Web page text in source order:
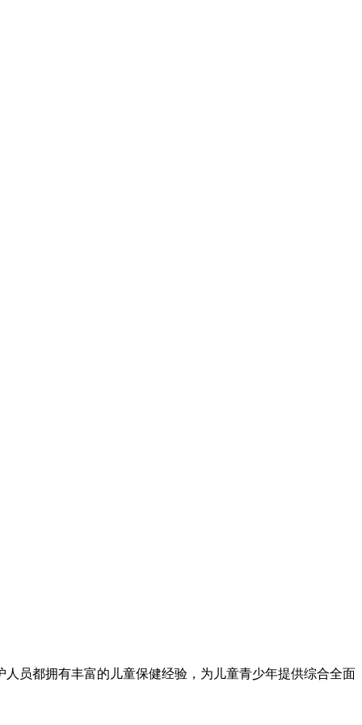
员都拥有丰富的儿童保健经验，为儿童青少年提供综合全面